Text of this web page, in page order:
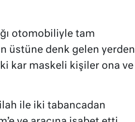
otomobiliyle tam
üstüne denk gelen yerden
kar maskeli kişiler ona ve
ile iki tabancadan